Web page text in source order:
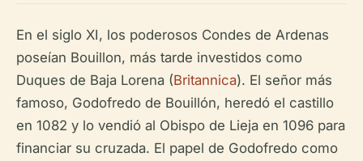
En el siglo XI, los poderosos Condes de Ardenas
poseían Bouillon, más tarde investidos como
Duques de Baja Lorena (Britannica). El señor más
famoso, Godofredo de Bouillón, heredó el castillo
en 1082 y lo vendió al Obispo de Lieja en 1096 para
financiar su cruzada. El papel de Godofredo como